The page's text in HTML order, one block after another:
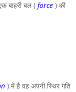
बाहरी बल ( force ) की
) में है वह अपनी स्थिर गति